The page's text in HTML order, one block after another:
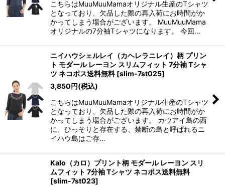
こちらはMuuMuuMamaオリジナル生産のTシャツ
となっており、欠品した際の再入荷にお時間がか
かってしまう場合がございます。 MuuMuuMama
オリジナルの7分袖Tシャツになります。 今回…
ニイハウシェルレイ（カヘレラニレイ）柄 プリン
ト モダール レーヨン スリムフィット 7分袖 Tシャ
ツ ネコポス送料無料 [slim-7st025]
3,850円(税込)
こちらはMuuMuuMamaオリジナル生産のTシャツ
となっており、欠品した際の再入荷にお時間がか
かってしまう場合がございます。 カウアイ島の西
に、ひっそりと存在する、禁断の島と呼ばれるニ
イハウ島はご存…
Kalo（カロ）プリント柄 モダール レーヨン スリ
ムフィット 7分袖 Tシャツ ネコポス送料無料
[slim-7st023]